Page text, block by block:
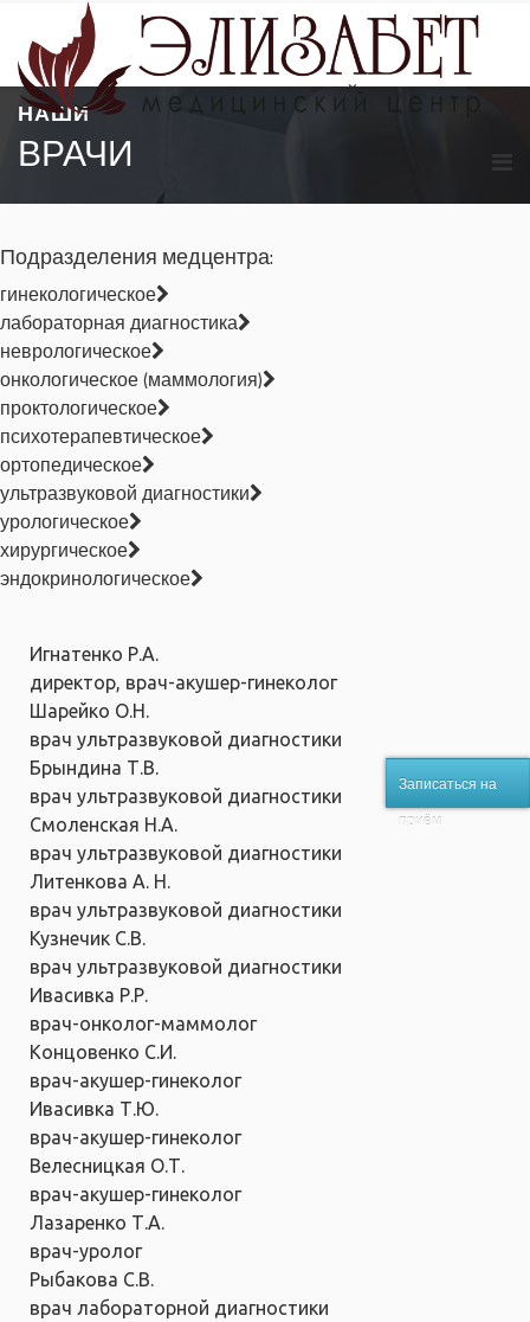
НАШИ
ВРАЧИ
Подразделения медцентра:
гинекологическое
лабораторная диагностика
неврологическое
онкологическое (маммология)
проктологическое
психотерапевтическое
ортопедическое
ультразвуковой диагностики
урологическое
хирургическое
эндокринологическое
Игнатенко Р.А.
директор, врач-акушер-гинеколог
Шарейко О.Н.
врач ультразвуковой диагностики
Брындина Т.В.
врач ультразвуковой диагностики
Смоленская Н.А.
врач ультразвуковой диагностики
Литенкова А. Н.
врач ультразвуковой диагностики
Кузнечик С.В.
врач ультразвуковой диагностики
Ивасивка Р.Р.
врач-онколог-маммолог
Концовенко С.И.
врач-акушер-гинеколог
Ивасивка Т.Ю.
врач-акушер-гинеколог
Велесницкая О.Т.
врач-акушер-гинеколог
Лазаренко Т.А.
врач-уролог
Рыбакова С.В.
врач лабораторной диагностики
Записаться на
приём